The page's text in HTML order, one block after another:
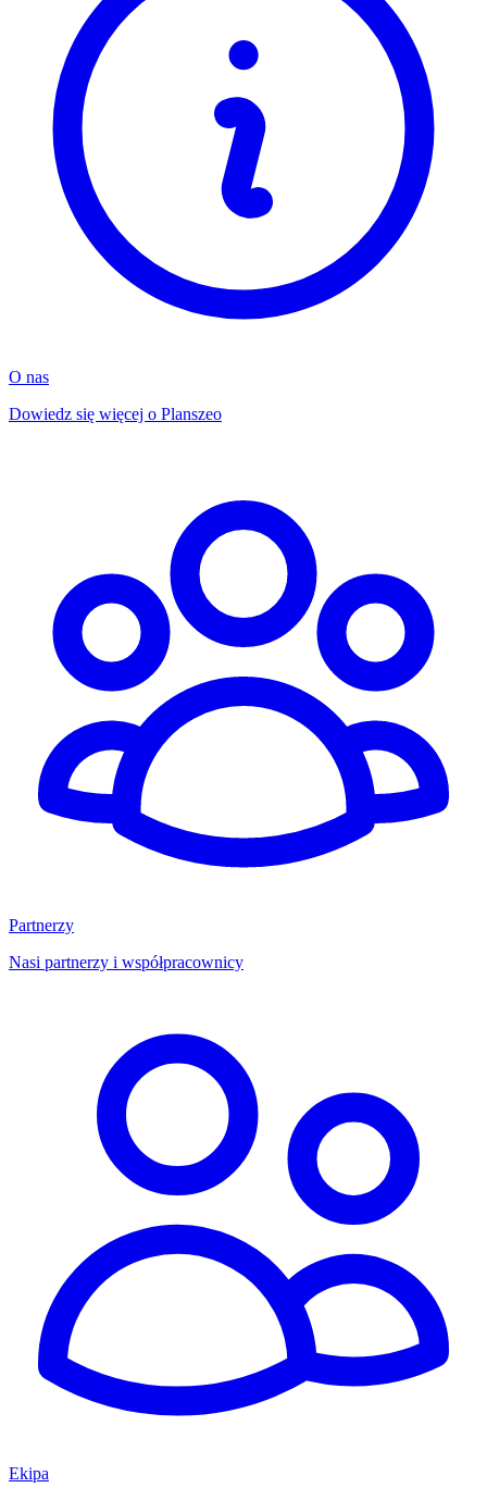
O nas
Dowiedz się więcej o Planszeo
Partnerzy
Nasi partnerzy i współpracownicy
Ekipa